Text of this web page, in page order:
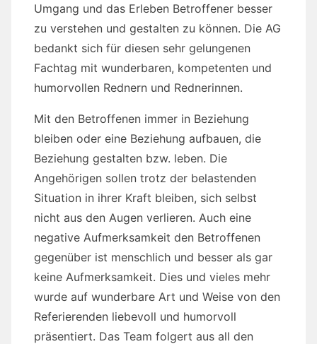
Umgang und das Erleben Betroffener besser
zu verstehen und gestalten zu können. Die AG
bedankt sich für diesen sehr gelungenen
Fachtag mit wunderbaren, kompetenten und
humorvollen Rednern und Rednerinnen.
Mit den Betroffenen immer in Beziehung
bleiben oder eine Beziehung aufbauen, die
Beziehung gestalten bzw. leben. Die
Angehörigen sollen trotz der belastenden
Situation in ihrer Kraft bleiben, sich selbst
nicht aus den Augen verlieren. Auch eine
negative Aufmerksamkeit den Betroffenen
gegenüber ist menschlich und besser als gar
keine Aufmerksamkeit. Dies und vieles mehr
wurde auf wunderbare Art und Weise von den
Referierenden liebevoll und humorvoll
präsentiert. Das Team folgert aus all den